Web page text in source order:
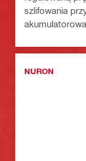
szlifowania
NURON